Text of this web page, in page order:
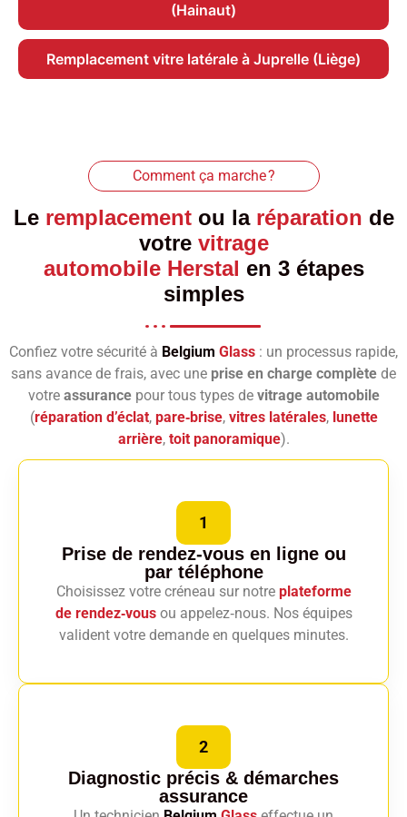
(Hainaut)
Remplacement vitre latérale à Juprelle (Liège)
Comment ça marche ?
Le remplacementou la réparation de
votre vitrage
automobile Herstal en 3 étapes
simples
Confiez votre sécurité à Belgium Glass : un processus rapide,
sans avance de frais, avec une prise en charge complète de
votre assurancepour tous types de vitrage automobile
(réparation d’éclat, pare‑brise, vitres latérales, lunette
arrière, toit panoramique).
1
Prise de rendez-vous en ligne ou
par téléphone
Choisissez votre créneau sur notre plateforme
de rendez‑vousou appelez‑nous. Nos équipes
valident votre demande en quelques minutes.
2
Diagnostic précis & démarches
assurance